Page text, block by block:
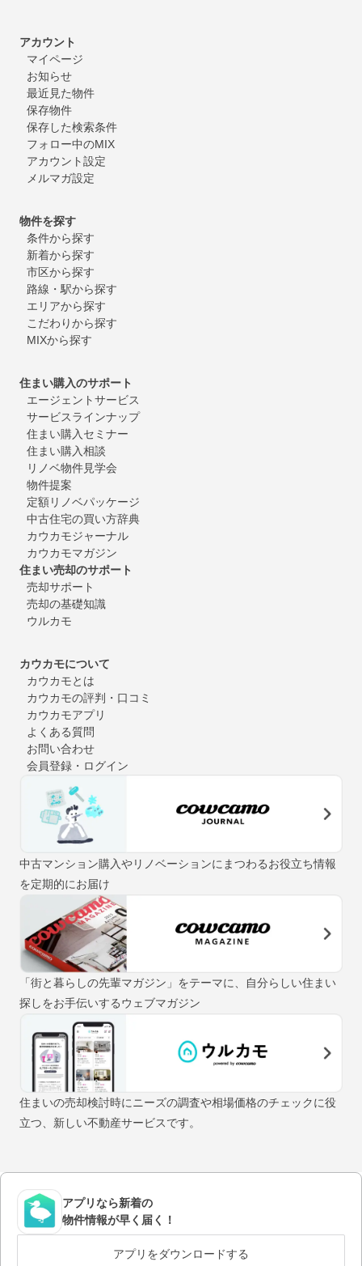
アカウント
マイページ
お知らせ
最近見た物件
保存物件
保存した検索条件
フォロー中のMIX
アカウント設定
メルマガ設定
物件を探す
条件から探す
新着から探す
市区から探す
路線・駅から探す
エリアから探す
こだわりから探す
MIXから探す
住まい購入のサポート
エージェントサービス
サービスラインナップ
住まい購入セミナー
住まい購入相談
リノベ物件見学会
物件提案
定額リノベパッケージ
中古住宅の買い方辞典
カウカモジャーナル
カウカモマガジン
住まい売却のサポート
売却サポート
売却の基礎知識
ウルカモ
カウカモについて
カウカモとは
カウカモの評判・口コミ
カウカモアプリ
よくある質問
お問い合わせ
会員登録・ログイン
中古マンション購入やリノベーションにまつわるお役立ち情報
を定期的にお届け
「街と暮らしの先輩マガジン」をテーマに、自分らしい住まい
探しをお手伝いするウェブマガジン
住まいの売却検討時にニーズの調査や相場価格のチェックに役
立つ、新しい不動産サービスです。
アプリなら新着の
物件情報が早く届く！
アプリをダウンロードする